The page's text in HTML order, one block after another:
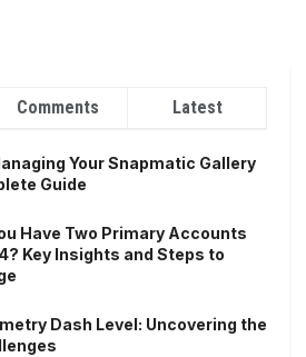
Comments Latest
Your Snapmatic Gallery
Guide
Have Two Primary Accounts
Key Insights and Steps to
Dash Level: Uncovering the